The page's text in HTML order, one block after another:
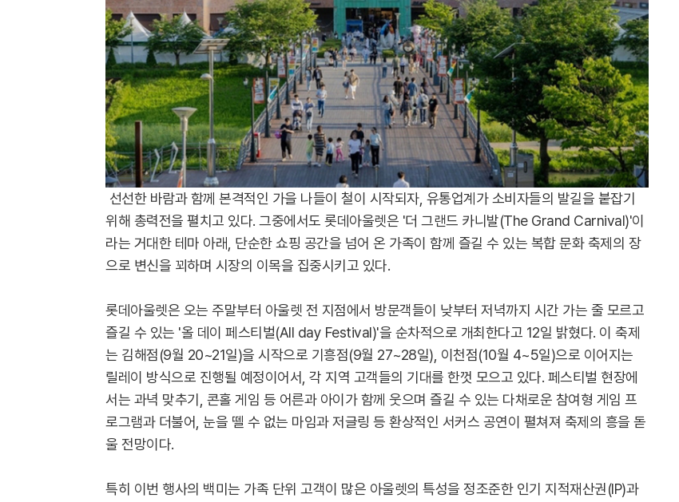
선선한 바람과 함께 본격적인 가을 나들이 철이 시작되자, 유통업계가 소비자들의 발길을 붙잡기
위해 총력전을 펼치고 있다. 그중에서도 롯데아울렛은 '더 그랜드 카니발(The Grand Carnival)'이
라는 거대한 테마 아래, 단순한 쇼핑 공간을 넘어 온 가족이 함께 즐길 수 있는 복합 문화 축제의 장
으로 변신을 꾀하며 시장의 이목을 집중시키고 있다.
롯데아울렛은 오는 주말부터 아울렛 전 지점에서 방문객들이 낮부터 저녁까지 시간 가는 줄 모르고
즐길 수 있는 '올 데이 페스티벌(All day Festival)'을 순차적으로 개최한다고 12일 밝혔다. 이 축제
는 김해점(9월 20~21일)을 시작으로 기흥점(9월 27~28일), 이천점(10월 4~5일)으로 이어지는
릴레이 방식으로 진행될 예정이어서, 각 지역 고객들의 기대를 한껏 모으고 있다. 페스티벌 현장에
서는 과녁 맞추기, 콘홀 게임 등 어른과 아이가 함께 웃으며 즐길 수 있는 다채로운 참여형 게임 프
로그램과 더불어, 눈을 뗄 수 없는 마임과 저글링 등 환상적인 서커스 공연이 펼쳐져 축제의 흥을 돋
울 전망이다.
특히 이번 행사의 백미는 가족 단위 고객이 많은 아울렛의 특성을 정조준한 인기 지적재산권(IP)과